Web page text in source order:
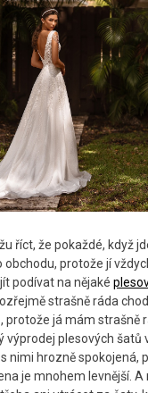
říct, že pokaždé, když
protože jí
podívat na nějaké
strašně ráda
protože já mám strašně
výprodej plesových šatů
nimi hrozně spokojená,
je mnohem levnější. A